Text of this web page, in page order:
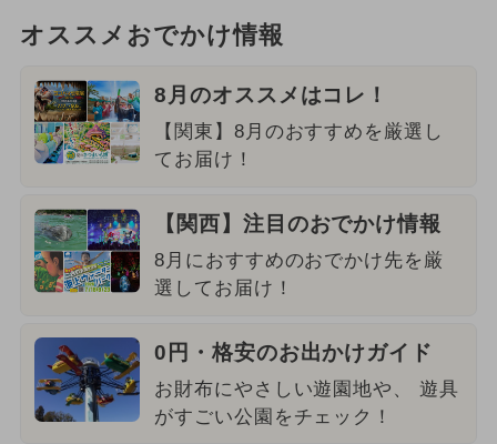
オススメおでかけ情報
8月のオススメはコレ！
【関東】8月のおすすめを厳選し
てお届け！
【関西】注目のおでかけ情報
8月におすすめのおでかけ先を厳
選してお届け！
0円・格安のお出かけガイド
お財布にやさしい遊園地や、 遊具
がすごい公園をチェック！